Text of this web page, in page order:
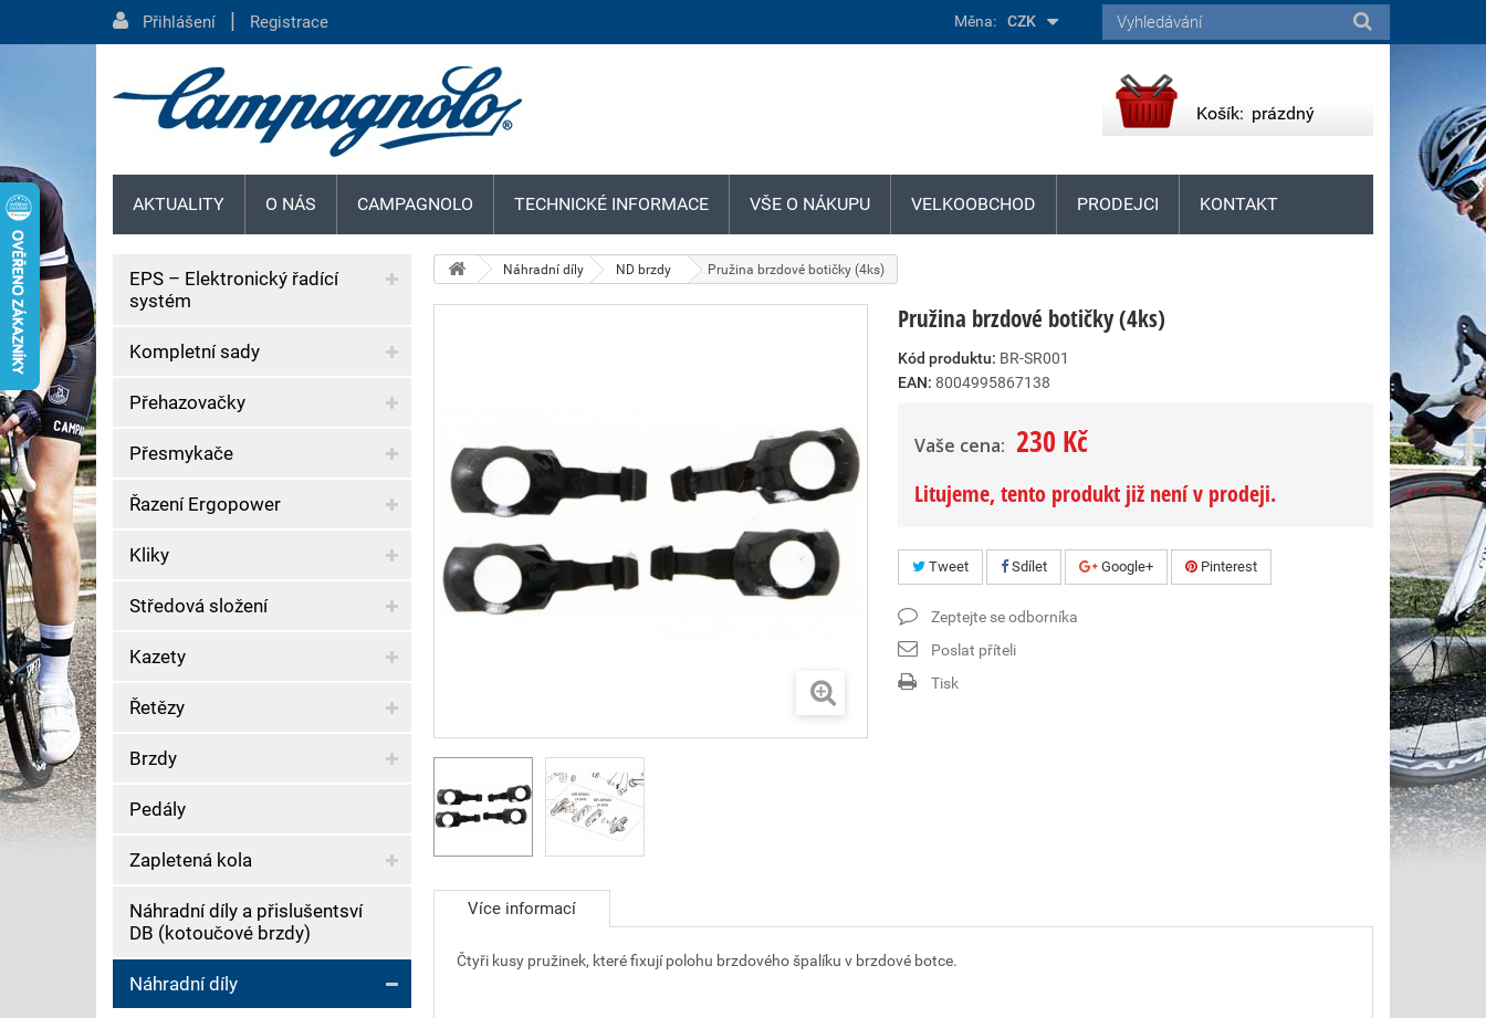
Náhradní díly ND brzdy Pružina brzdové botičky (4ks)
Pružina brzdové botičky (4ks)
Kód produktu: BR-SR001
EAN: 8004995867138
Vaše cena: 230 Kč
Litujeme, tento produkt již není v prodeji.
Tweet Sdílet Google+ Pinterest
Zeptejte se odborníka
Poslat příteli
Tisk
Více informací
Čtyři kusy pružinek, které fixují polohu brzdového špalíku v brzdové botce.
EPS – Elektronický řadící
systém
Kompletní sady
Přehazovačky
Přesmykače
Řazení Ergopower
Kliky
Středová složení
Kazety
Řetězy
Brzdy
Pedály
Zapletená kola
Náhradní díly a přislušentsví
DB (kotoučové brzdy)
Náhradní díly
Přihlášení | Registrace Měna: CZK
Košík: prázdný
AKTUALITY O NÁS CAMPAGNOLO TECHNICKÉ INFORMACE VŠE O NÁKUPU VELKOOBCHOD PRODEJCI KONTAKT